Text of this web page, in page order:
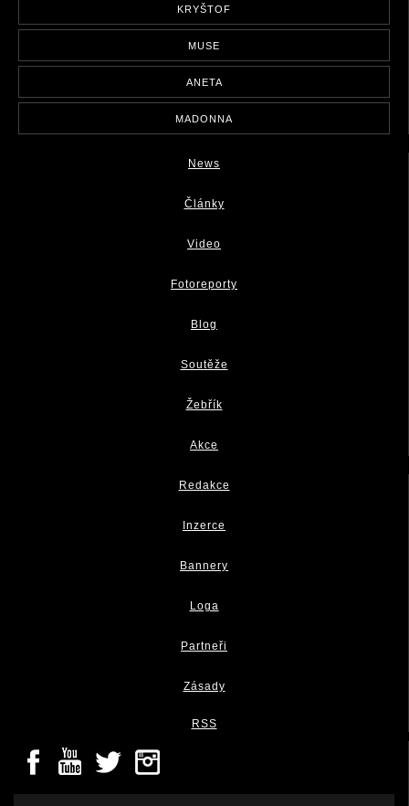
KRYŠTOF
MUSE
ANETA
MADONNA
News
Články
Video
Fotoreporty
Blog
Soutěže
Žebřík
Akce
Redakce
Inzerce
Bannery
Loga
Partneři
Zásady
RSS